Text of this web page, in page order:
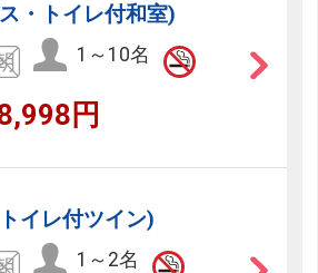
・トイレ付和室)
1～10名
円
イレ付ツイン)
1～2名